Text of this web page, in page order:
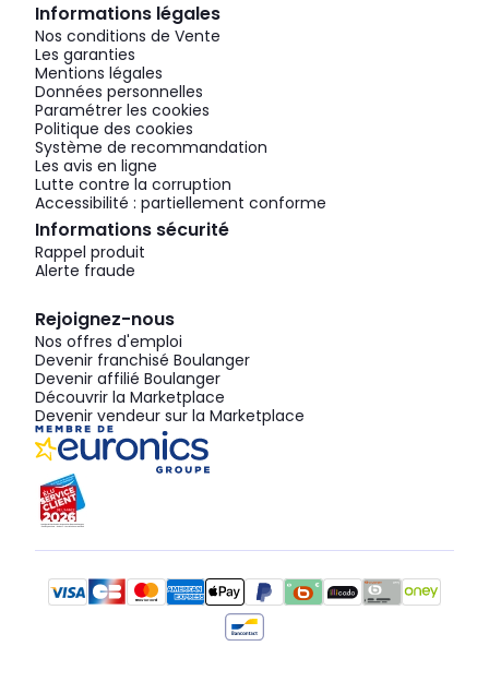
Informations légales
Nos conditions de Vente
Les garanties
Mentions légales
Données personnelles
Paramétrer les cookies
Politique des cookies
Système de recommandation
Les avis en ligne
Lutte contre la corruption
Accessibilité : partiellement conforme
Informations sécurité
Rappel produit
Alerte fraude
Rejoignez-nous
Nos offres d'emploi
Devenir franchisé Boulanger
Devenir affilié Boulanger
Découvrir la Marketplace
Devenir vendeur sur la Marketplace